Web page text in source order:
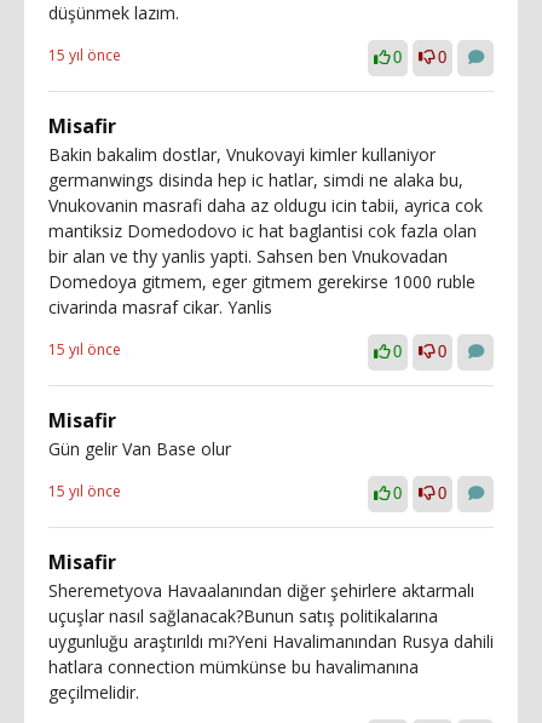
düşünmek lazım.
15 yıl önce 0 0
Misafir
Bakin bakalim dostlar, Vnukovayi kimler kullaniyor
germanwings disinda hep ic hatlar, simdi ne alaka bu,
Vnukovanin masrafi daha az oldugu icin tabii, ayrica cok
mantiksiz Domedodovo ic hat baglantisi cok fazla olan
bir alan ve thy yanlis yapti. Sahsen ben Vnukovadan
Domedoya gitmem, eger gitmem gerekirse 1000 ruble
civarinda masraf cikar. Yanlis
15 yıl önce 0 0
Misafir
Gün gelir Van Base olur
15 yıl önce 0 0
Misafir
Sheremetyova Havaalanından diğer şehirlere aktarmalı
uçuşlar nasıl sağlanacak?Bunun satış politikalarına
uygunluğu araştırıldı mı?Yeni Havalimanından Rusya dahili
hatlara connection mümkünse bu havalimanına
geçilmelidir.